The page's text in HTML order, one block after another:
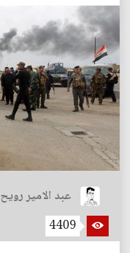
عبد الامير رويح
4409